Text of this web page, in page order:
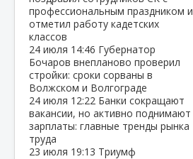
профессиональным праздником и
отметил работу кадетских
классов
24 июля 14:46 Губернатор
Бочаров внепланово проверил
стройки: сроки сорваны в
Волжском и Волгограде
24 июля 12:22 Банки сокращают
вакансии, но активно поднимают
зарплаты: главные тренды рынка
труда
23 июля 19:13 Триумф